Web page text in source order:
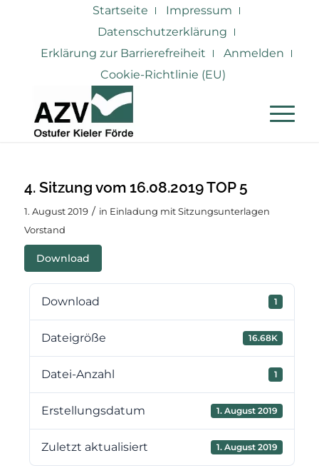
Startseite
Impressum
Datenschutzerklärung
Erklärung zur Barrierefreiheit
Anmelden
Cookie-Richtlinie (EU)
4. Sitzung vom 16.08.2019 TOP 5
1. August 2019 / in Einladung mit Sitzungsunterlagen
Vorstand
Download
Download 1
Dateigröße 16.68K
Datei-Anzahl 1
Erstellungsdatum 1. August 2019
Zuletzt aktualisiert 1. August 2019